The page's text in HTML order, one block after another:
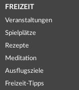
FREIZEIT
Veranstaltungen
Spielplätze
Rezepte
Meditation
Ausflugsziele
Freizeit-Tipps